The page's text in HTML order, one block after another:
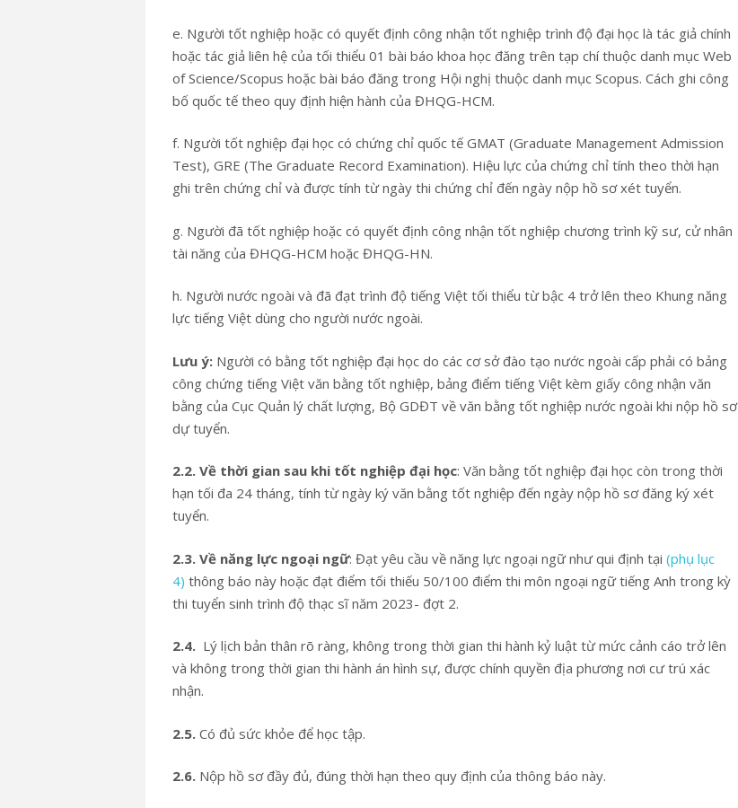
e. Người tốt nghiệp hoặc có quyết định công nhận tốt nghiệp trình độ đại học là tác giả chính
hoặc tác giả liên hệ của tối thiểu 01 bài báo khoa học đăng trên tạp chí thuộc danh mục Web
of Science/Scopus hoặc bài báo đăng trong Hội nghị thuộc danh mục Scopus. Cách ghi công
bố quốc tế theo quy định hiện hành của ĐHQG-HCM.
f. Người tốt nghiệp đại học có chứng chỉ quốc tế GMAT (Graduate Management Admission
Test), GRE (The Graduate Record Examination). Hiệu lực của chứng chỉ tính theo thời hạn
ghi trên chứng chỉ và được tính từ ngày thi chứng chỉ đến ngày nộp hồ sơ xét tuyển.
g. Người đã tốt nghiệp hoặc có quyết định công nhận tốt nghiệp chương trình kỹ sư, cử nhân
tài năng của ĐHQG-HCM hoặc ĐHQG-HN.
h. Người nước ngoài và đã đạt trình độ tiếng Việt tối thiểu từ bậc 4 trở lên theo Khung năng
lực tiếng Việt dùng cho người nước ngoài.
Lưu ý: Người có bằng tốt nghiệp đại học do các cơ sở đào tạo nước ngoài cấp phải có bảng
công chứng tiếng Việt văn bằng tốt nghiệp, bảng điểm tiếng Việt kèm giấy công nhận văn
bằng của Cục Quản lý chất lượng, Bộ GDĐT về văn bằng tốt nghiệp nước ngoài khi nộp hồ sơ
dự tuyển.
2.2. Về thời gian sau khi tốt nghiệp đại học: Văn bằng tốt nghiệp đại học còn trong thời
hạn tối đa 24 tháng, tính từ ngày ký văn bằng tốt nghiệp đến ngày nộp hồ sơ đăng ký xét
tuyển.
2.3. Về năng lực ngoại ngữ: Đạt yêu cầu về năng lực ngoại ngữ như qui định tại (phụ lục
4) thông báo này hoặc đạt điểm tối thiếu 50/100 điểm thi môn ngoại ngữ tiếng Anh trong kỳ
thi tuyển sinh trình độ thạc sĩ năm 2023- đợt 2.
2.4. Lý lịch bản thân rõ ràng, không trong thời gian thi hành kỷ luật từ mức cảnh cáo trở lên
và không trong thời gian thi hành án hình sự, được chính quyền địa phương nơi cư trú xác
nhận.
2.5. Có đủ sức khỏe để học tập.
2.6. Nộp hồ sơ đầy đủ, đúng thời hạn theo quy định của thông báo này.